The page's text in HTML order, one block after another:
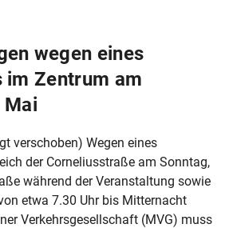
wegen eines
Zentrum am
Mai
verschoben) Wegen eines
der Corneliusstraße am Sonntag,
während der Veranstaltung sowie
etwa 7.30 Uhr bis Mitternacht
Verkehrsgesellschaft (MVG) muss